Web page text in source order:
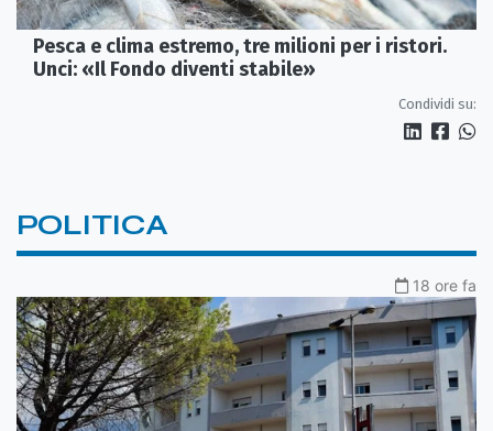
Pesca e clima estremo, tre milioni per i ristori.
Unci: «Il Fondo diventi stabile»
Condividi su:
POLITICA
18 ore fa